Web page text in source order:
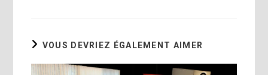
VOUS DEVRIEZ ÉGALEMENT AIMER